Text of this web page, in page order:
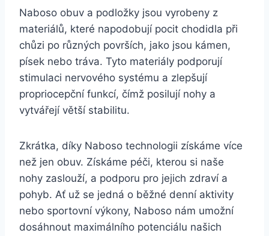
Naboso ​obuv a podložky ⁢jsou⁣ vyrobeny z
⁣materiálů, ‍které napodobují pocit ⁢chodidla při
‌chůzi po různých površích, jako ​jsou kámen,
písek nebo tráva. Tyto materiály podporují
stimulaci nervového systému a​ zlepšují
propriocepční funkcí, čímž posilují nohy a
vytvářejí větší stabilitu.
Zkrátka, díky ⁤Naboso ‌technologii získáme ⁣více
než ​jen obuv. Získáme ​péči, kterou si naše
⁣nohy zaslouží,⁣ a podporu pro jejich ⁢zdraví a
pohyb. ⁢Ať už se jedná ‍o běžné denní aktivity
nebo ⁣sportovní výkony, ⁣Naboso nám umožní⁣
dosáhnout maximálního potenciálu našich